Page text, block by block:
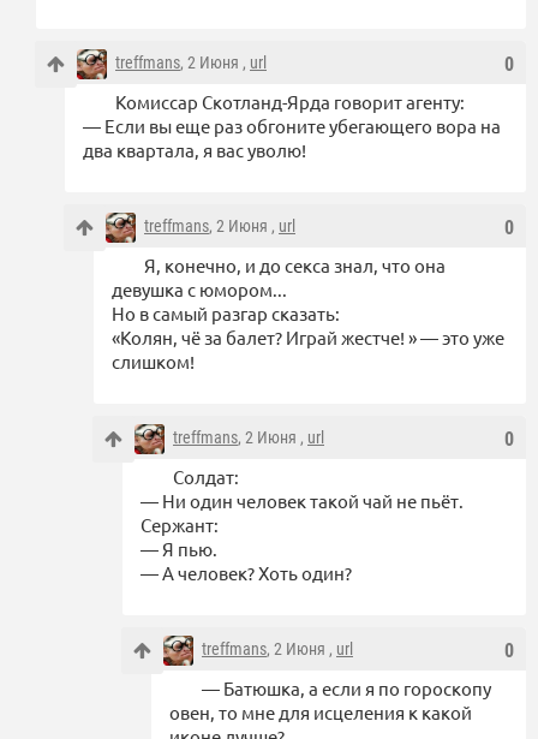
0
treffmans, 2 Июня , url
Комиссар Скотланд-Ярда говорит агенту:
— Если вы еще раз обгоните убегающего вора на
два квартала, я вас уволю!
0
treffmans, 2 Июня , url
Я, конечно, и до ceкса знал, что она
девушка с юмором...
Но в самый разгар сказать:
«Колян, чё за балет? Играй жестче! » — это уже
слишком!
0
treffmans, 2 Июня , url
Солдат:
— Ни один человек такой чай не пьёт.
Сержант:
— Я пью.
— А человек? Хоть один?
0
treffmans, 2 Июня , url
— Батюшка, а если я по гороскопу
овен, то мне для исцеления к какой